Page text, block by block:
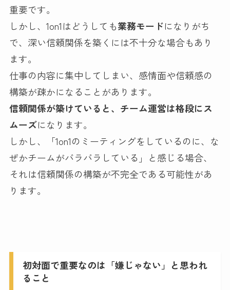
重要です。
しかし、1on1はどうしても業務モードになりがち
で、深い信頼関係を築くには不十分な場合もあり
ます。
仕事の内容に集中してしまい、感情面や信頼感の
構築が疎かになることがあります。
信頼関係が築けていると、チーム運営は格段にス
ムーズになります。
しかし、「1on1のミーティングをしているのに、な
ぜかチームがバラバラしている」と感じる場合、
それは信頼関係の構築が不完全である可能性があ
ります。
初対面で重要なのは「嫌じゃない」と思われ
ること